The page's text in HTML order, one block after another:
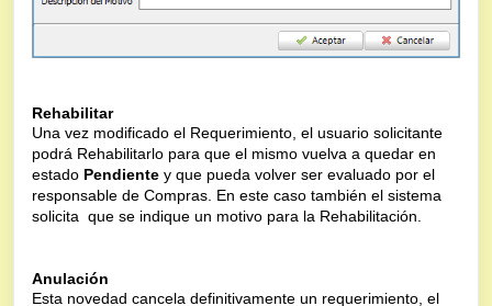
Rehabilitar
Una vez modificado el Requerimiento, el usuario solicitante
podrá Rehabilitarlo para que el mismo vuelva a quedar en
estado Pendiente y que pueda volver ser evaluado por el
responsable de Compras. En este caso también el sistema
solicita que se indique un motivo para la Rehabilitación.
Anulación
Esta novedad cancela definitivamente un requerimiento, el